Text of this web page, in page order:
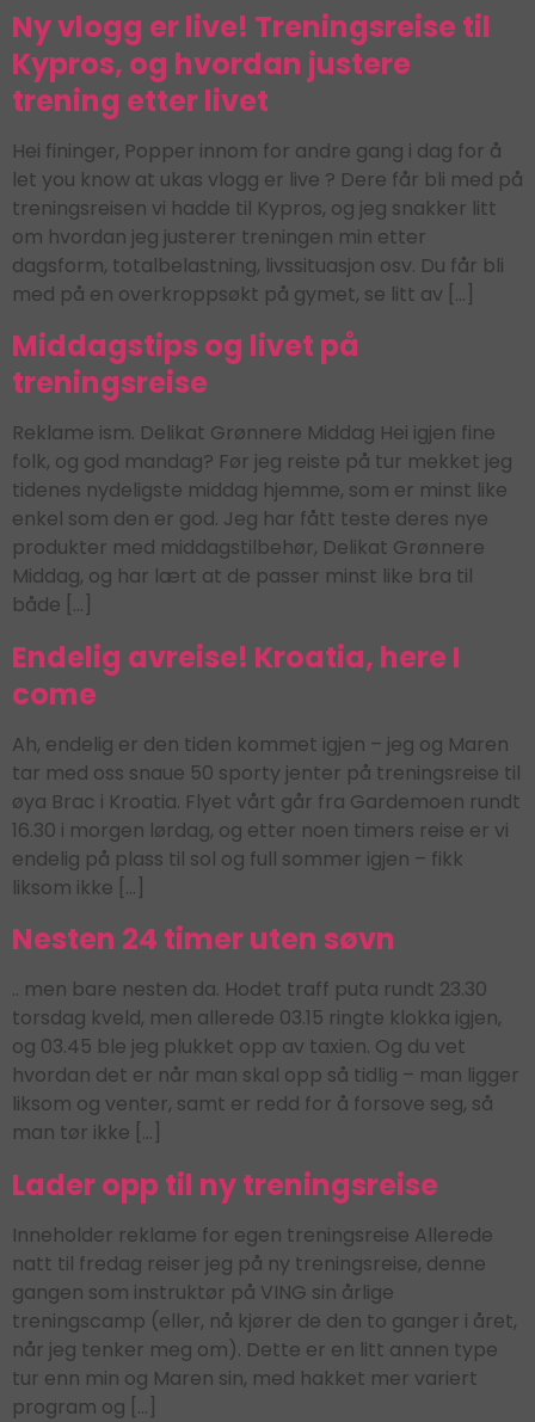
Ny vlogg er live! Treningsreise til
Kypros, og hvordan justere
trening etter livet
Hei fininger, Popper innom for andre gang i dag for å
let you know at ukas vlogg er live ? Dere får bli med på
treningsreisen vi hadde til Kypros, og jeg snakker litt
om hvordan jeg justerer treningen min etter
dagsform, totalbelastning, livssituasjon osv. Du får bli
med på en overkroppsøkt på gymet, se litt av […]
Middagstips og livet på
treningsreise
Reklame ism. Delikat Grønnere Middag Hei igjen fine
folk, og god mandag? Før jeg reiste på tur mekket jeg
tidenes nydeligste middag hjemme, som er minst like
enkel som den er god. Jeg har fått teste deres nye
produkter med middagstilbehør, Delikat Grønnere
Middag, og har lært at de passer minst like bra til
både […]
Endelig avreise! Kroatia, here I
come
Ah, endelig er den tiden kommet igjen – jeg og Maren
tar med oss snaue 50 sporty jenter på treningsreise til
øya Brac i Kroatia. Flyet vårt går fra Gardemoen rundt
16.30 i morgen lørdag, og etter noen timers reise er vi
endelig på plass til sol og full sommer igjen – fikk
liksom ikke […]
Nesten 24 timer uten søvn
.. men bare nesten da. Hodet traff puta rundt 23.30
torsdag kveld, men allerede 03.15 ringte klokka igjen,
og 03.45 ble jeg plukket opp av taxien. Og du vet
hvordan det er når man skal opp så tidlig – man ligger
liksom og venter, samt er redd for å forsove seg, så
man tør ikke […]
Lader opp til ny treningsreise
Inneholder reklame for egen treningsreise Allerede
natt til fredag reiser jeg på ny treningsreise, denne
gangen som instruktør på VING sin årlige
treningscamp (eller, nå kjører de den to ganger i året,
når jeg tenker meg om). Dette er en litt annen type
tur enn min og Maren sin, med hakket mer variert
program og […]